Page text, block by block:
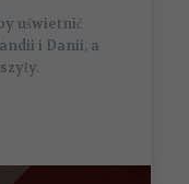
uświetnić
i Danii, a